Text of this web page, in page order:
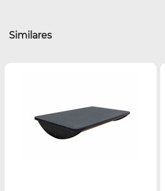
Similares